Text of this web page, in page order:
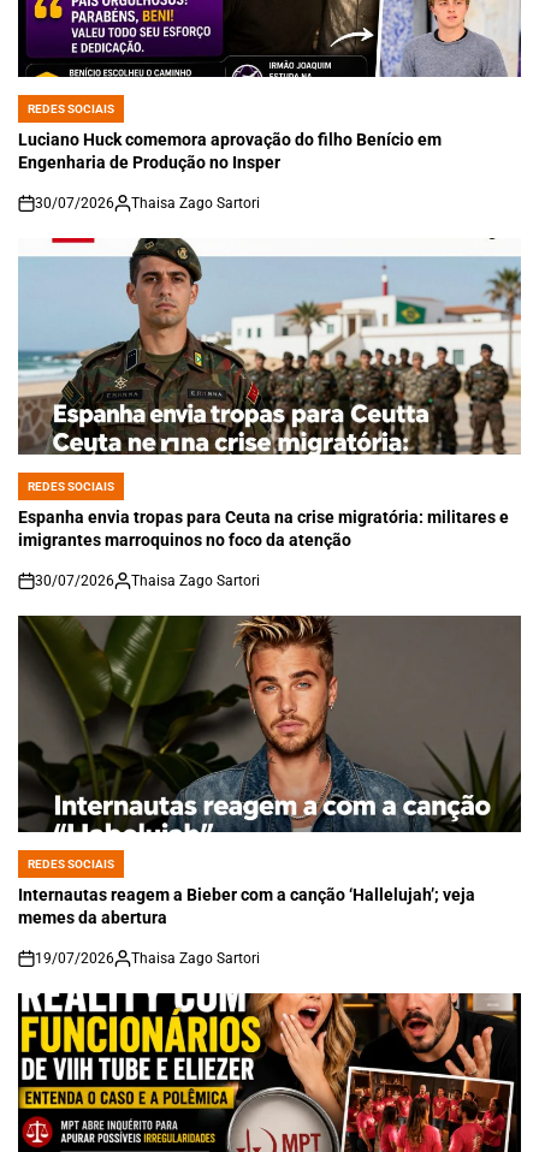
POSTED
IN
REDES SOCIAIS
Luciano Huck comemora aprovação do filho Benício em
Engenharia de Produção no Insper
on
30/07/2026 Thaisa Zago Sartori
POSTED
IN
REDES SOCIAIS
Espanha envia tropas para Ceuta na crise migratória: militares e
imigrantes marroquinos no foco da atenção
on
30/07/2026 Thaisa Zago Sartori
POSTED
IN
REDES SOCIAIS
Internautas reagem a Bieber com a canção ‘Hallelujah’; veja
memes da abertura
on
19/07/2026 Thaisa Zago Sartori